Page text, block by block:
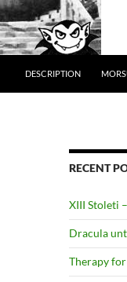
DESCRIPTION
RECENT
XIII Stoleti
Dracula
Therapy